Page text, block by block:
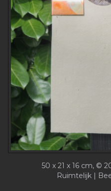
50 x 21 x 16 cm, ©
Ruimtelijk |